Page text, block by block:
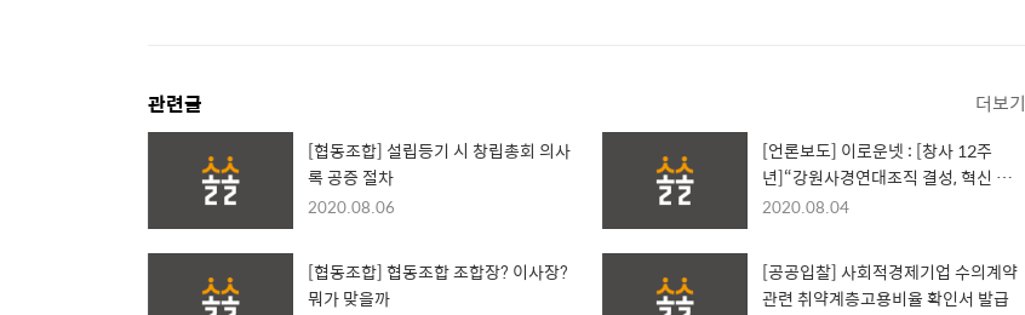
관련글 더보기
[협동조합] 설립등기 시 창립총회 의사
록 공증 절차
2020.08.06
[언론보도] 이로운넷 : [창사 12주
년]“강원사경연대조직 결성, 혁신 주
체로서 위기 극복한다는 다짐”
2020.08.04
[협동조합] 협동조합 조합장? 이사장?
뭐가 맞을까
[공공입찰] 사회적경제기업 수의계약
관련 취약계층고용비율 확인서 발급